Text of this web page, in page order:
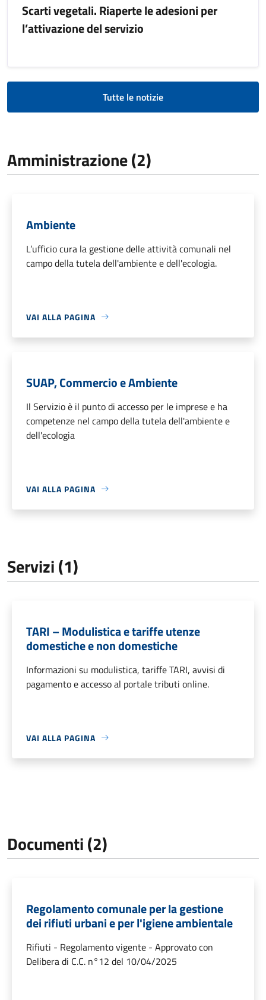
Scarti vegetali. Riaperte le adesioni per
l’attivazione del servizio
Tutte le notizie
Amministrazione (2)
Ambiente
L’ufficio cura la gestione delle attività comunali nel
campo della tutela dell'ambiente e dell'ecologia.
VAI ALLA PAGINA
SUAP, Commercio e Ambiente
Il Servizio è il punto di accesso per le imprese e ha
competenze nel campo della tutela dell'ambiente e
dell'ecologia
VAI ALLA PAGINA
Servizi (1)
TARI – Modulistica e tariffe utenze
domestiche e non domestiche
Informazioni su modulistica, tariffe TARI, avvisi di
pagamento e accesso al portale tributi online.
VAI ALLA PAGINA
Documenti (2)
Regolamento comunale per la gestione
dei rifiuti urbani e per l'igiene ambientale
Rifiuti - Regolamento vigente - Approvato con
Delibera di C.C. n°12 del 10/04/2025